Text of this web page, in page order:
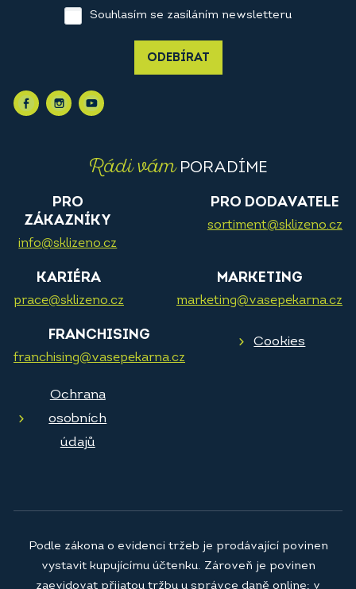
Souhlasím se zasíláním newsletteru
ODEBÍRAT
Rádi vámPORADÍME
PRO
ZÁKAZNÍKY
info@sklizeno.cz
PRO DODAVATELE
sortiment@sklizeno.cz
KARIÉRA
prace@sklizeno.cz
MARKETING
marketing@vasepekarna.cz
FRANCHISING
franchising@vasepekarna.cz
Cookies
Ochrana
osobních
údajů
Podle zákona o evidenci tržeb je prodávající povinen
vystavit kupujícímu účtenku. Zároveň je povinen
zaevidovat přijatou tržbu u správce daně online; v